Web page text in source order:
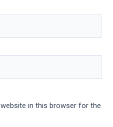
in this browser for the